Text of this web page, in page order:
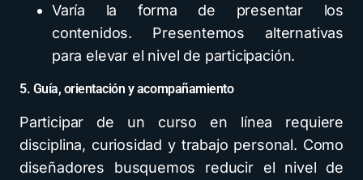
Varía la forma de presentar los
contenidos. Presentemos alternativas
para elevar el nivel de participación.
5. Guía, orientación y acompañamiento
Participar de un curso en línea requiere
disciplina, curiosidad y trabajo personal. Como
diseñadores busquemos reducir el nivel de